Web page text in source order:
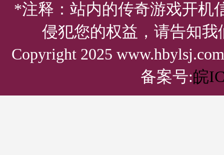
*注释：站内的传奇游戏开机
侵犯您的权益，请告知
Copyright 2025
备案号:皖